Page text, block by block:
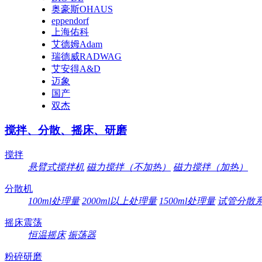
奥豪斯OHAUS
eppendorf
上海佑科
艾德姆Adam
瑞德威RADWAG
艾安得A&D
迈象
国产
双杰
搅拌、分散、摇床、研磨
搅拌
悬臂式搅拌机 磁力搅拌（不加热） 磁力搅拌（加热）
分散机
100ml处理量 2000ml以上处理量 1500ml处理量 试管分散
摇床震荡
恒温摇床 振荡器
粉碎研磨